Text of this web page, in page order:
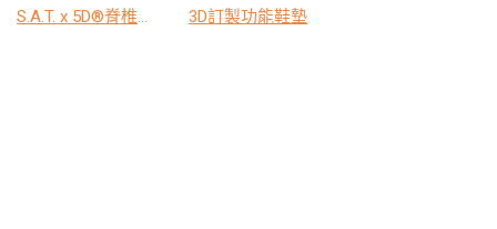
S.A.T. x 5D®脊椎側彎背架 3D訂製功能鞋墊